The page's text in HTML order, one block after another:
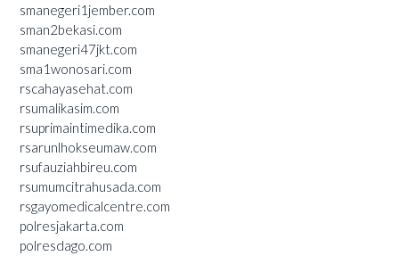
smanegeri1jember.com
sman2bekasi.com
smanegeri47jkt.com
sma1wonosari.com
rscahayasehat.com
rsumalikasim.com
rsuprimaintimedika.com
rsarunlhokseumaw.com
rsufauziahbireu.com
rsumumcitrahusada.com
rsgayomedicalcentre.com
polresjakarta.com
polresdago.com